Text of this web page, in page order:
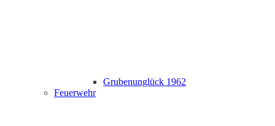
Grubenunglück 1962
Feuerwehr